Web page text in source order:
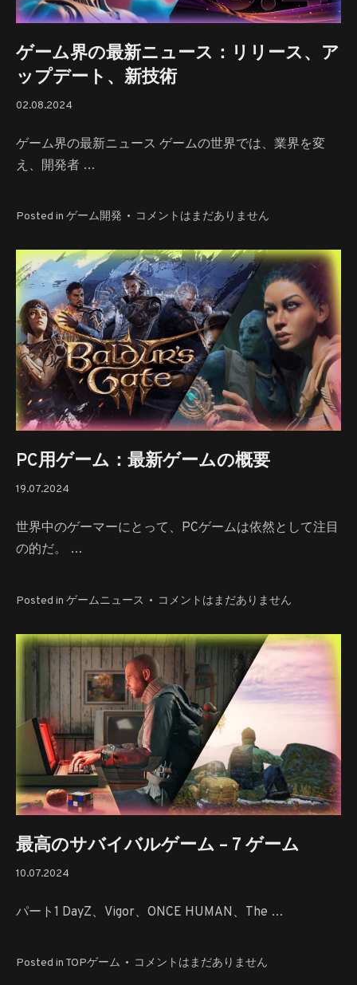
ゲ
ム、
ノ
ス
ト
へ
の
ゲーム界の最新ニュース：リリース、ア
ップデート、新技術
02.08.2024
ゲーム界の最新ニュース ゲームの世界では、業界を変
え、開発者 …
Posted in ゲーム開発 • ゲ
ム
界
の
最
新
ニ
ュ
ー
ス：
リ
ー
ス、
プ
新
術
へ
の
コメントはまだありません
PC用ゲーム：最新ゲームの概要
19.07.2024
世界中のゲーマーにとって、PCゲームは依然として注目
の的だ。 …
Posted in ゲームニュース • PC
ゲ
ム：
最
新
ゲ
ム
の
概
へ
の
コメントはまだありません
最高のサバイバルゲーム – 7 ゲーム
10.07.2024
パート1 DayZ、Vigor、ONCE HUMAN、The …
Posted in TOPゲーム • 最
コメントはまだありません